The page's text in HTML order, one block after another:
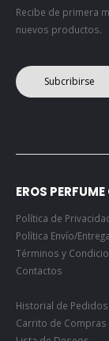
Recibe de primera
nuevos productos.
Subcribirse
EROS
Política de
Política Envío/Entrega
Términos y
Contactos
Historial de Pedidos
Carrito de Compras